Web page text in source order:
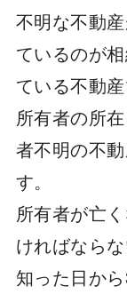
不明な不動
ているのが
ている不動産
所有者の所
者不明の不
す。
所有者が亡
ければなら
知った日か